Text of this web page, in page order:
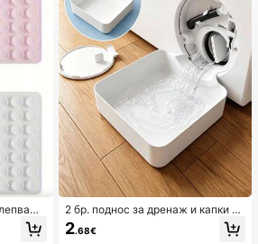
сили
2 бр. поднос за дренаж и капки за
пералня, водоустойчива подложк
а за защита на пода в прачелня, п
2.68€